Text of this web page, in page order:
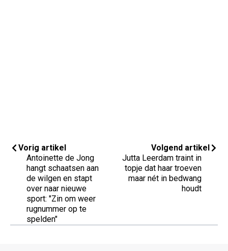
Vorig artikel
Antoinette de Jong
hangt schaatsen aan
de wilgen en stapt
over naar nieuwe
sport: "Zin om weer
rugnummer op te
spelden"
Volgend artikel
Jutta Leerdam traint in
topje dat haar troeven
maar nét in bedwang
houdt